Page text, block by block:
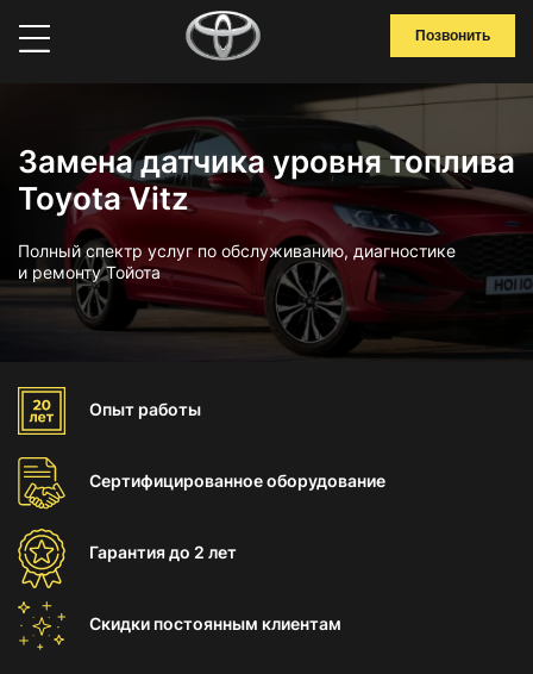
Позвонить
Замена датчика уровня топлива
Toyota Vitz
Полный спектр услуг по обслуживанию, диагностике
и ремонту Тойота
Опыт работы
Сертифицированноеоборудование
Гарантиядо 2 лет
Скидки постоянным клиентам